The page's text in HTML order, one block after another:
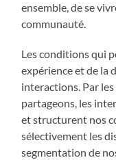
ensemble, de se
communauté.
Les conditions qui
expérience et de la
interactions. Par
partageons, les
et structurent nos
sélectivement les
segmentation de